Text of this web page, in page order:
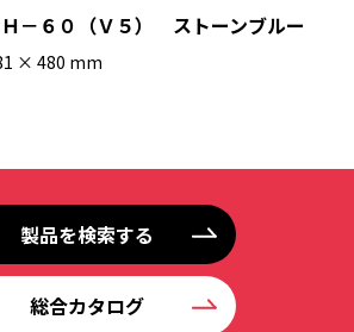
－６０（Ｖ５） ストーンブルー
× 480 mm
製品を検索する
総合カタログ